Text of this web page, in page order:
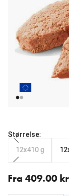
Størrelse:
12x410 g
Fra 409.00 kr